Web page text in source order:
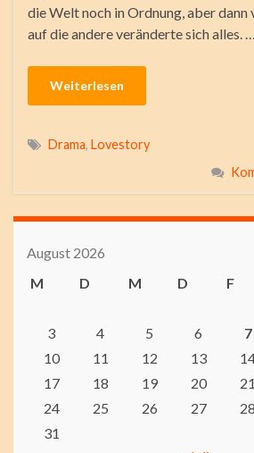
die Welt noch in Ordnung, aber
auf die andere veränderte sich alles. …
Weiterlesen
Drama, Lovestory
August 2026
M
D M D F
3
4 5 6 7
10
11 12 13
17
18 19 20 21
24
25 26 27 28
31